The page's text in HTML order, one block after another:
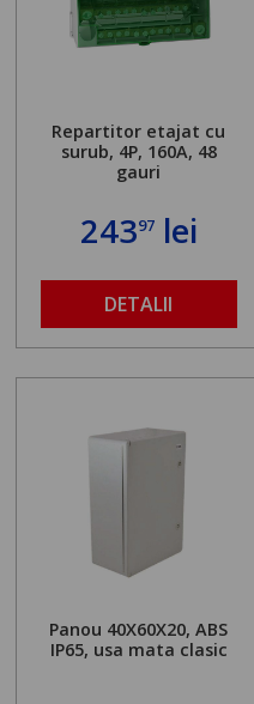
Repartitor etajat cu
surub, 4P, 160A, 48
gauri
24397lei
DETALII
Panou 40X60X20, ABS
IP65, usa mata clasic